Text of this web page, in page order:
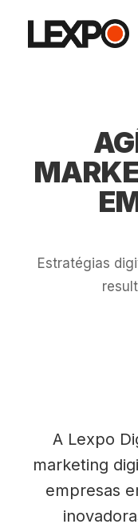
Estratégias
A Lexpo
marketing
empresas